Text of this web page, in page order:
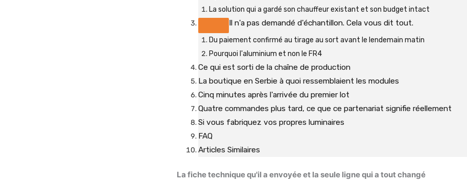
La solution qui a gardé son chauffeur existant et son budget intact
Il n'a pas demandé d'échantillon. Cela vous dit tout.
Du paiement confirmé au tirage au sort avant le lendemain matin
Pourquoi l'aluminium et non le FR4
Ce qui est sorti de la chaîne de production
La boutique en Serbie à quoi ressemblaient les modules
Cinq minutes après l'arrivée du premier lot
Quatre commandes plus tard, ce que ce partenariat signifie réellement
Si vous fabriquez vos propres luminaires
FAQ
Articles Similaires
La fiche technique qu'il a envoyée et la seule ligne qui a tout changé